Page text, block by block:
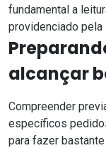
fundamental a
providenciado pela
alcançar
Compreender
específicos
para fazer